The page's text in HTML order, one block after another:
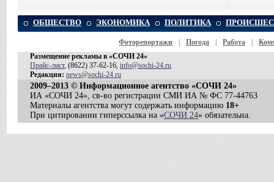
ОБЩЕСТВО ЭКОНОМИКА ПОЛИТИКА
Фоторепортажи Погода Работа
Размещение рекламы в «СОЧИ 24»
Прайс-лист, (8622) 37-62-16, info@sochi-24.ru
Редакция: news@sochi-24.ru
2009–2013 © Информационное агентство «СОЧИ 24»
ИА «СОЧИ 24», св-во регистрации СМИ ИА № ФС 77-44763
Материалы агентства могут содержать информацию 18+
При цитировании гиперссылка на «СОЧИ 24» обязательна.